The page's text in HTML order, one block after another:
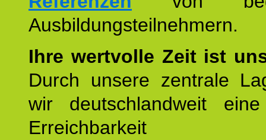
Ausbildungsteilnehmern.
Ihre wertvolle Zeit ist
Durch unsere zentrale
wir deutschlandweit
Erreichbarkeit